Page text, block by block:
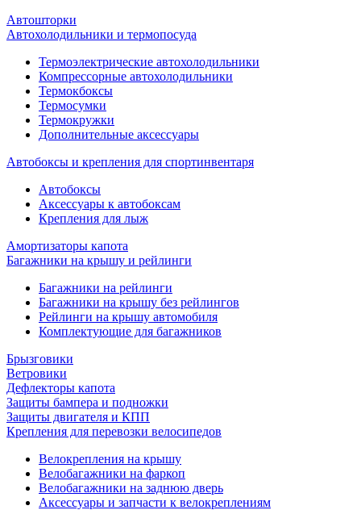
Автошторки
Автохолодильники и термопосуда
Термоэлектрические автохолодильники
Компрессорные автохолодильники
Термокбоксы
Термосумки
Термокружки
Дополнительные аксессуары
Автобоксы и крепления для спортинвентаря
Автобоксы
Аксессуары к автобоксам
Крепления для лыж
Амортизаторы капота
Багажники на крышу и рейлинги
Багажники на рейлинги
Багажники на крышу без рейлингов
Рейлинги на крышу автомобиля
Комплектующие для багажников
Брызговики
Ветровики
Дефлекторы капота
Защиты бампера и подножки
Защиты двигателя и КПП
Крепления для перевозки велосипедов
Велокрепления на крышу
Велобагажники на фаркоп
Велобагажники на заднюю дверь
Аксессуары и запчасти к велокреплениям